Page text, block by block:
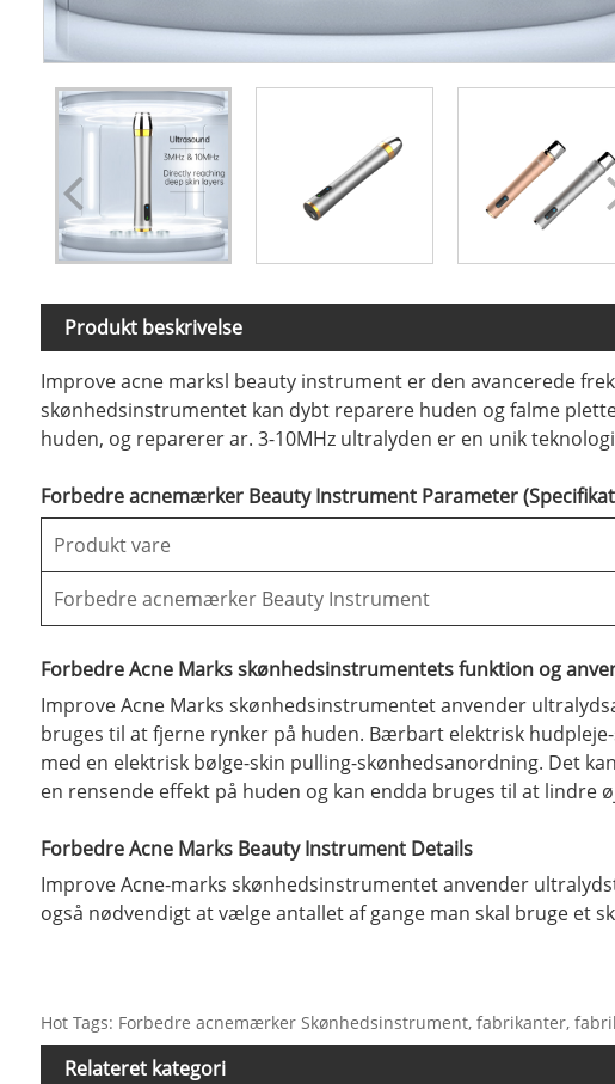
Produkt beskrivelse
Improve acne marksl beauty instrument er den avancerede
skønhedsinstrumentet kan dybt reparere huden og falme
huden, og reparerer ar. 3-10MHz ultralyden er en unik
Forbedre acnemærker Beauty Instrument Parameter
Produkt vare
Forbedre acnemærker Beauty Instrument
Forbedre Acne Marks skønhedsinstrumentets funktion og
Improve Acne Marks skønhedsinstrumentet anvender
bruges til at fjerne rynker på huden. Bærbart elektrisk
med en elektrisk bølge-skin pulling-skønhedsanordning. Det
en rensende effekt på huden og kan endda bruges til at lindre
Forbedre Acne Marks Beauty Instrument Details
Improve Acne-marks skønhedsinstrumentet anvender
også nødvendigt at vælge antallet af gange man skal bruge et
Hot Tags: Forbedre acnemærker Skønhedsinstrument, fabrikanter,
Relateret kategori